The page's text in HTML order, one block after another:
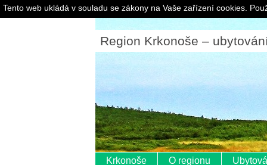
Region Krkonoše –
Krkonoše O regionu
Tento web ukládá v souladu se zákony na Vaše zařízení cookies.